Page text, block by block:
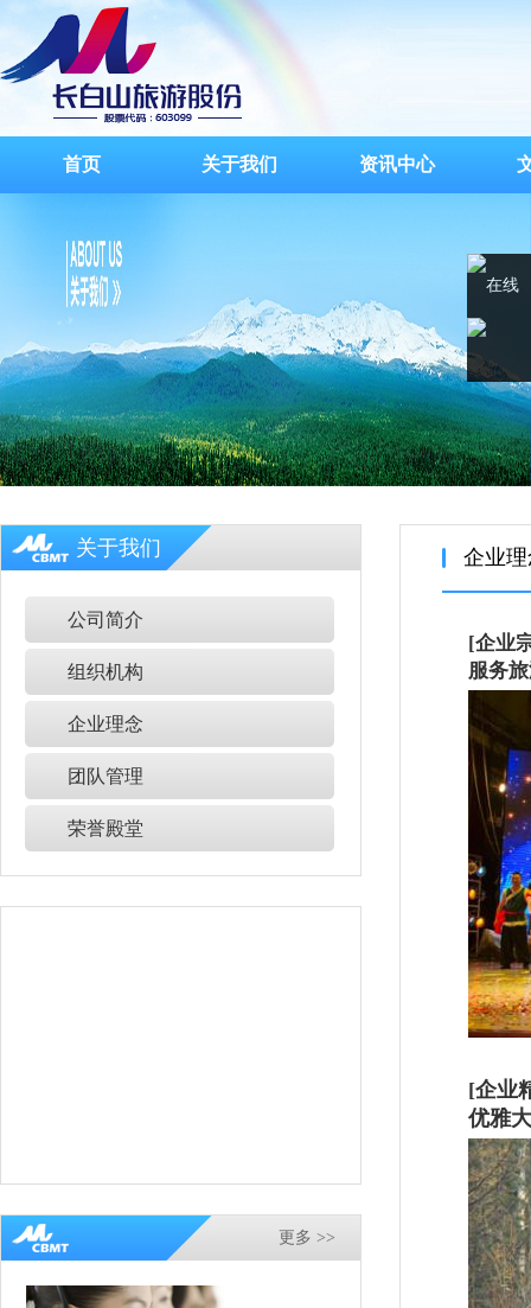
首页 关于我们 资讯中心
关于我们
公司简介
组织机构
企业理念
团队管理
荣誉殿堂
更多 >>
企业
[企业
服务
[企业
优雅
在线